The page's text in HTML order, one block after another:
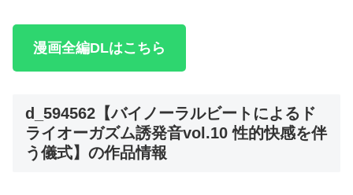
漫画全編DLはこちら
d_594562【バイノーラルビートによるド
ライオーガズム誘発音vol.10 性的快感を伴
う儀式】の作品情報